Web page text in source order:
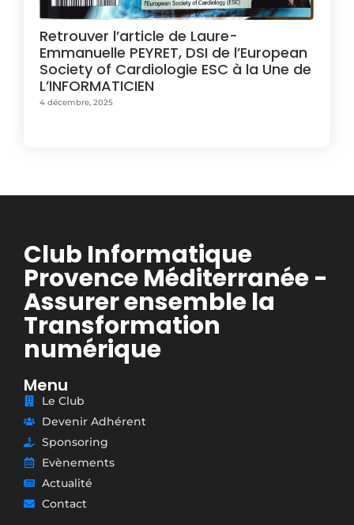
Retrouver l’article de Laure-
Emmanuelle PEYRET, DSI de l’European
Society of Cardiologie ESC à la Une de
L’INFORMATICIEN
4 décembre, 2025
Club Informatique
Provence Méditerranée -
Assurer ensemble la
Transformation
numérique
Menu
Le Club
Devenir Adhérent
Sponsoring
Evènements
Actualité
Contact